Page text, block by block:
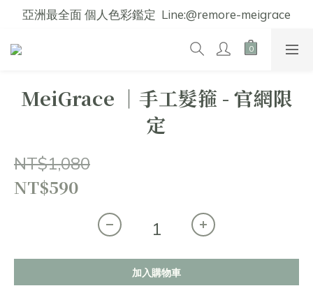
亞洲最全面 個人色彩鑑定  Line:@remore-meigrace
MeiGrace │手工髮箍 - 官網限
定
NT$1,080
NT$590
加入購物車